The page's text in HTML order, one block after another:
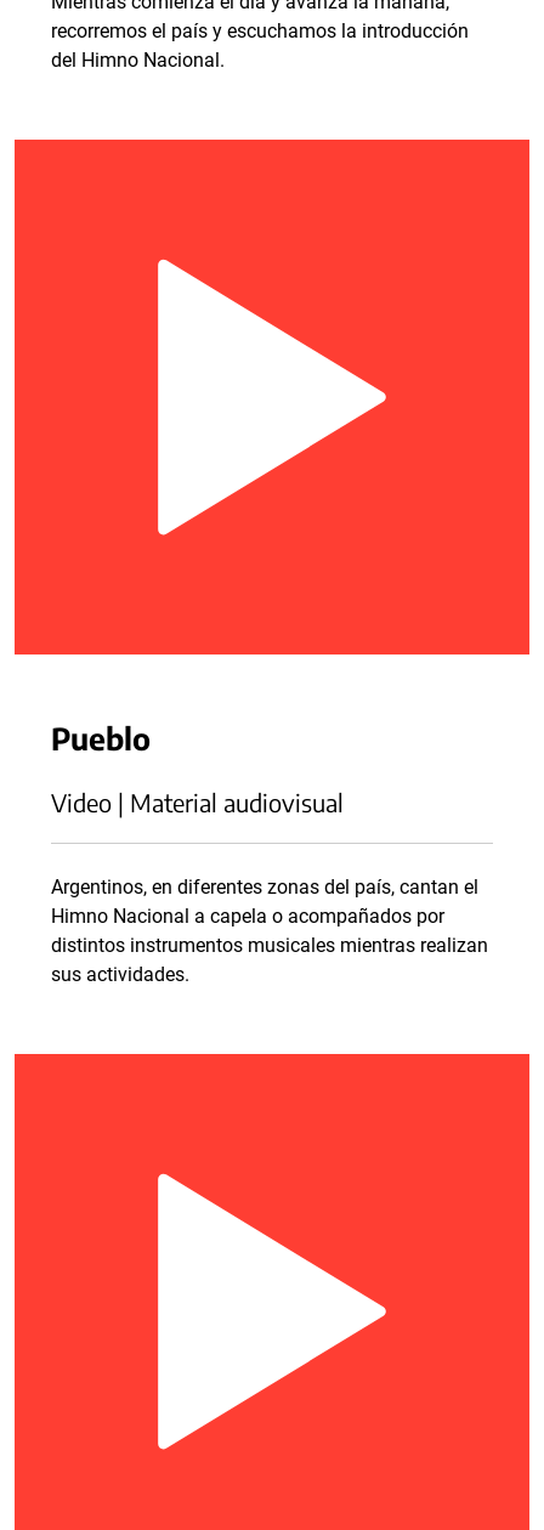
recorremos el país y escuchamos la introducción
del Himno Nacional.
Pueblo
Video | Material audiovisual
Argentinos, en diferentes zonas del país, cantan el
Himno Nacional a capela o acompañados por
distintos instrumentos musicales mientras realizan
sus actividades.